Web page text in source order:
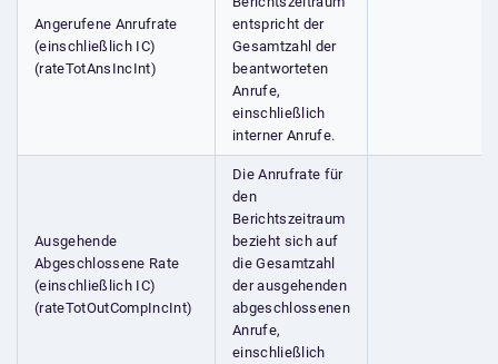
Angerufene Anrufrate
(einschließlich IC)
(rateTotAnsIncInt)
entspricht der
Gesamtzahl der
beantworteten
Anrufe,
einschließlich
interner Anrufe.
Ausgehende
Abgeschlossene Rate
(einschließlich IC)
(rateTotOutCompIncInt)
Die Anrufrate für
den
Berichtszeitraum
bezieht sich auf
die Gesamtzahl
der ausgehenden
abgeschlossenen
Anrufe,
einschließlich